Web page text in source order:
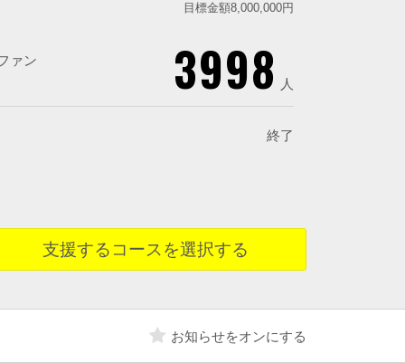
目標金額8,000,000円
ァン 3998 人
終了
支援するコースを選択する
お知らせをオンにする